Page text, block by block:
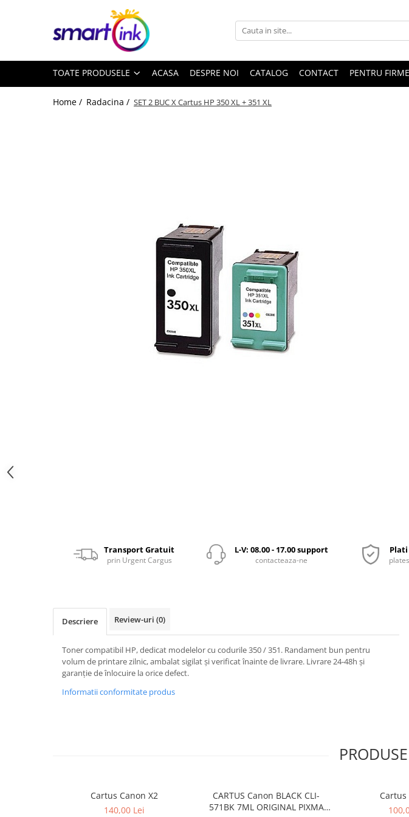
Toate Produsele
Pentru firme
TOATE PRODUSELE ACASA DESPRE NOI CATALOG CONTACT PENTRU FIRME
Home / Radacina / SET 2 BUC X Cartus HP 350 XL + 351 XL
Transport Gratuit
prin Urgent Cargus
L-V: 08.00 - 17.00 support
contacteaza-ne
Descriere Review-uri (0)
Toner compatibil HP, dedicat modelelor cu codurile 350 / 351. Randament bun pentru
volum de printare zilnic, ambalat sigilat și verificat înainte de livrare. Livrare 24-48h și
garanție de înlocuire la orice defect.
Informatii conformitate produs
Cartus Canon X2
140,00 Lei
CARTUS Canon BLACK CLI-
571BK 7ML ORIGINAL PIXMA
Cartus